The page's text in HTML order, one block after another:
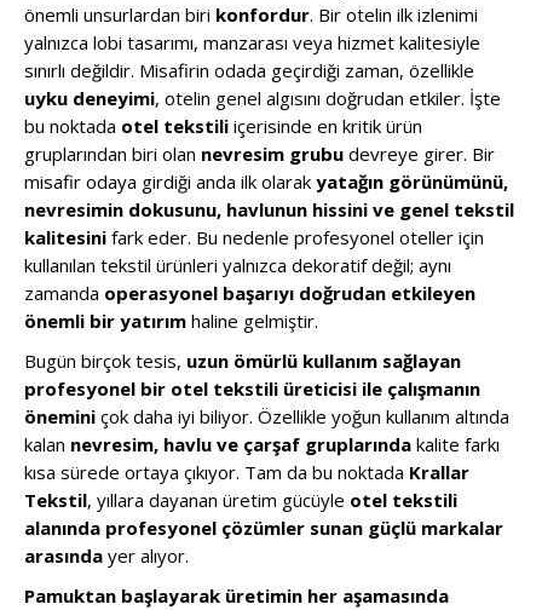
önemli unsurlardan biri konfordur. Bir otelin ilk izlenimi
yalnızca lobi tasarımı, manzarası veya hizmet kalitesiyle
sınırlı değildir. Misafirin odada geçirdiği zaman, özellikle
uyku deneyimi, otelin genel algısını doğrudan etkiler. İşte
bu noktada otel tekstili içerisinde en kritik ürün
gruplarından biri olan nevresim grubu devreye girer. Bir
misafir odaya girdiği anda ilk olarak yatağın görünümünü,
nevresimin dokusunu, havlunun hissini ve genel tekstil
kalitesini fark eder. Bu nedenle profesyonel oteller için
kullanılan tekstil ürünleri yalnızca dekoratif değil; aynı
zamanda operasyonel başarıyı doğrudan etkileyen
önemli bir yatırım haline gelmiştir.
Bugün birçok tesis, uzun ömürlü kullanım sağlayan
profesyonel bir otel tekstili üreticisi ile çalışmanın
önemini çok daha iyi biliyor. Özellikle yoğun kullanım altında
kalan nevresim, havlu ve çarşaf gruplarında kalite farkı
kısa sürede ortaya çıkıyor. Tam da bu noktada Krallar
Tekstil, yıllara dayanan üretim gücüyle otel tekstili
alanında profesyonel çözümler sunan güçlü markalar
arasında yer alıyor.
Pamuktan başlayarak üretimin her aşamasında